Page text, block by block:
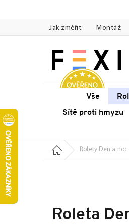
Jak změřit Montáž
Vše
Sítě proti hmyzu
Domů Rolety Den a noc
Roleta